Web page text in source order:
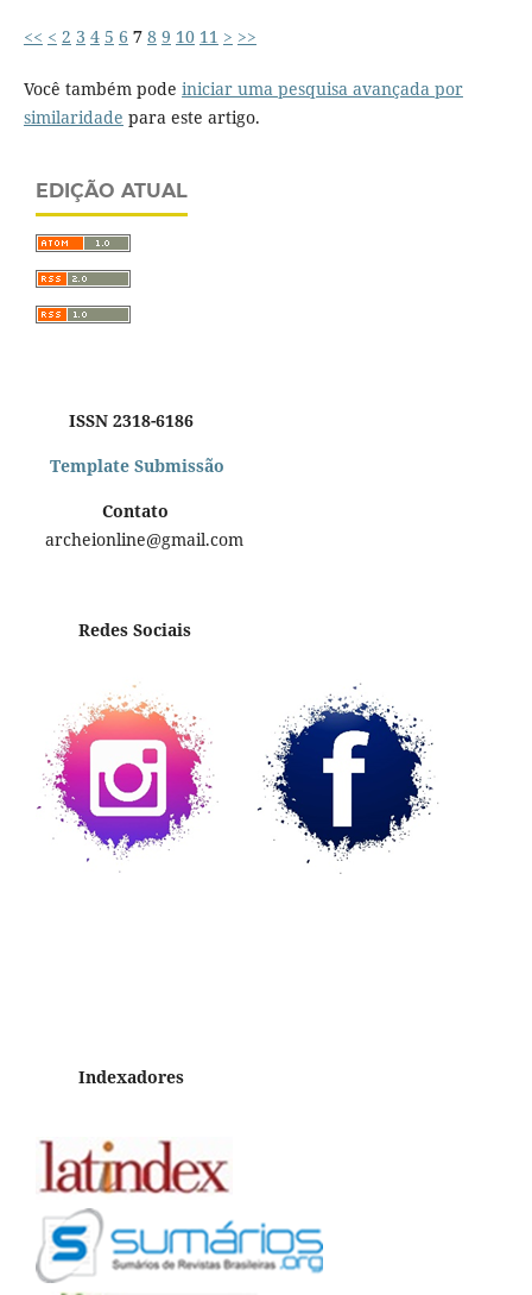
<< < 2 3 4 5 6 7 8 9 10 11 > >>
Você também pode iniciar uma pesquisa avançada por
similaridade para este artigo.
EDIÇÃO ATUAL
ISSN 2318-6186
Template Submissão
Contato
archeionline@gmail.com
Redes Sociais
Indexadores